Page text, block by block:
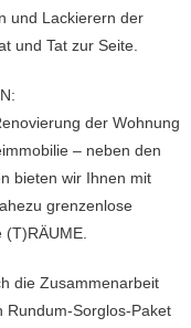
und Lackierern der
und Tat zur Seite.
der Wohnung
– neben den
bieten wir Ihnen mit
grenzenlose
die Zusammenarbeit
Rundum-Sorglos-Paket